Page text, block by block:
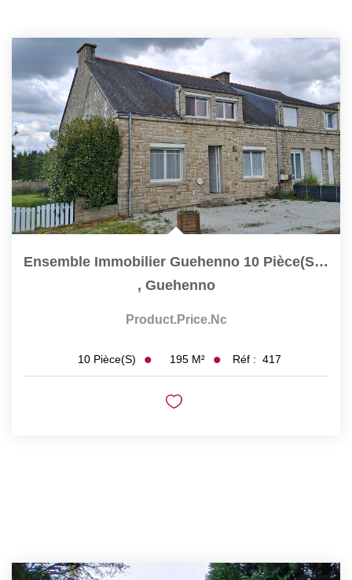
Ensemble Immobilier Guehenno 10 Pièce(s) 195 M2
, Guehenno
Product.price.nc
10 Pièce(s) 195 M² Réf : 417